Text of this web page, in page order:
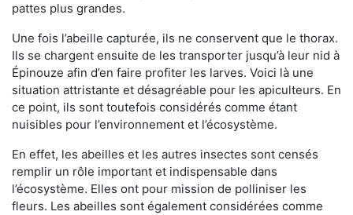
pattes plus grandes.
Une fois l’abeille capturée, ils ne conservent que le thorax.
Ils se chargent ensuite de les transporter jusqu’à leur nid à
Épinouze afin d’en faire profiter les larves. Voici là une
situation attristante et désagréable pour les apiculteurs. En
ce point, ils sont toutefois considérés comme étant
nuisibles pour l’environnement et l’écosystème.
En effet, les abeilles et les autres insectes sont censés
remplir un rôle important et indispensable dans
l’écosystème. Elles ont pour mission de polliniser les
fleurs. Les abeilles sont également considérées comme